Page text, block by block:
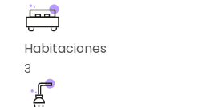
Habitaciones
3